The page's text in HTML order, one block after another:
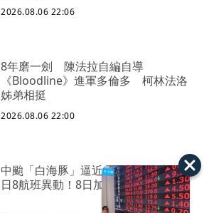
2026.08.06 22:06
8年磨一劍 陳法拉自編自導
《Bloodline》進軍多倫多 柯林法洛
姊弟相挺
2026.08.06 22:00
中颱「白海豚」逼近北台灣 星宇台
日8航班異動！8日加開疏運